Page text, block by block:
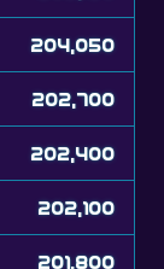
202,700
202,400
202,100
201,800
196,850